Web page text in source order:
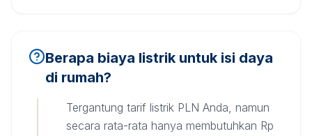
Berapa biaya listrik untuk isi daya
di rumah?
Tergantung tarif listrik PLN Anda, namun
secara rata-rata hanya membutuhkan Rp